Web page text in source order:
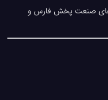
صنعت پخش فارس و